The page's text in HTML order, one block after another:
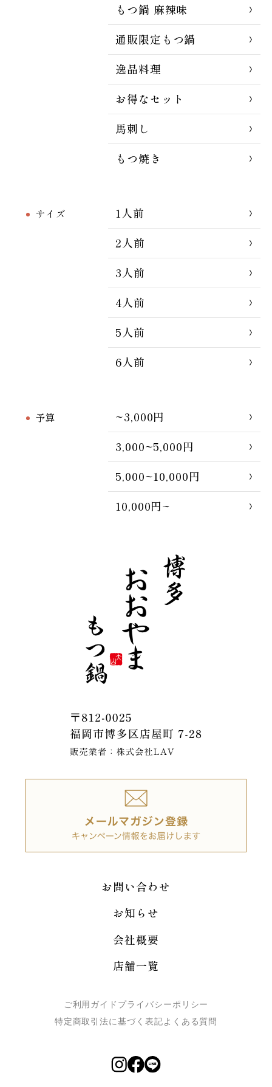
もつ鍋 麻辣味
通販限定もつ鍋
逸品料理
お得なセット
馬刺し
もつ焼き
サイズ
1人前
2人前
3人前
4人前
5人前
6人前
予算
~3,000円
3,000~5,000円
5,000~10,000円
10,000円~
お問い合わせ
お知らせ
会社概要
店舗一覧
ご利用ガイド プライバシーポリシー
特定商取引法に基づく表記よくある質問